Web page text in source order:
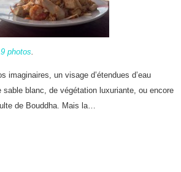
photos
imaginaires, un visage d’étendues d’eau
sable blanc, de végétation luxuriante, ou encore
de Bouddha. Mais la…